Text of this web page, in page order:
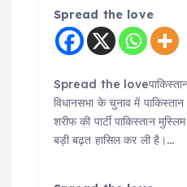
Spread the love
Spread the
विधानसभा के चुनाव में
शरीफ की पार्टी पाकिस्तान
बड़ी बढ़त हासिल कर ली है।…